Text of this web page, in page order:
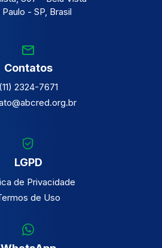
Paulo - SP, Brasil
Contatos
(11) 2324-7671
LGPD
de Privacidade
de Uso